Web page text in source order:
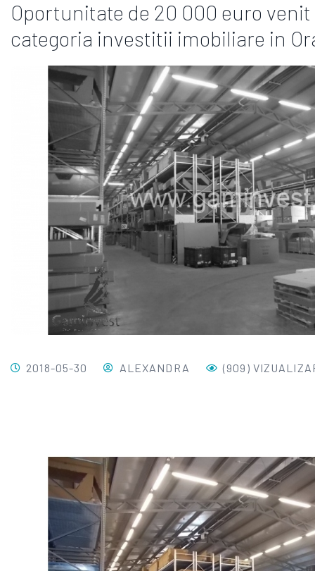
Oportunitate de 20 000 euro venit
categoria investitii imobiliare in
2018-05-30 ALEXANDRA (909)